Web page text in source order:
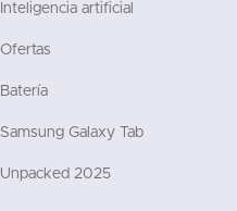
Inteligencia artificial
Ofertas
Batería
Samsung Galaxy Tab
Unpacked 2025